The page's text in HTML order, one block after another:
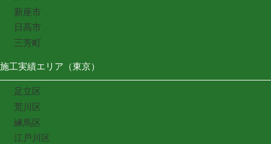
新座市
日高市
三芳町
施工実績エリア（東京）
足立区
荒川区
練馬区
江戸川区